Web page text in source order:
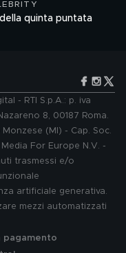
quinta puntata
- RTI S.p.A.: p. iva
8, 00187 Roma.
(MI) - Cap. Soc.
For Europe N.V. -
trasmessi e/o
artificiale generativa.
mezzi automatizzati
pagamento